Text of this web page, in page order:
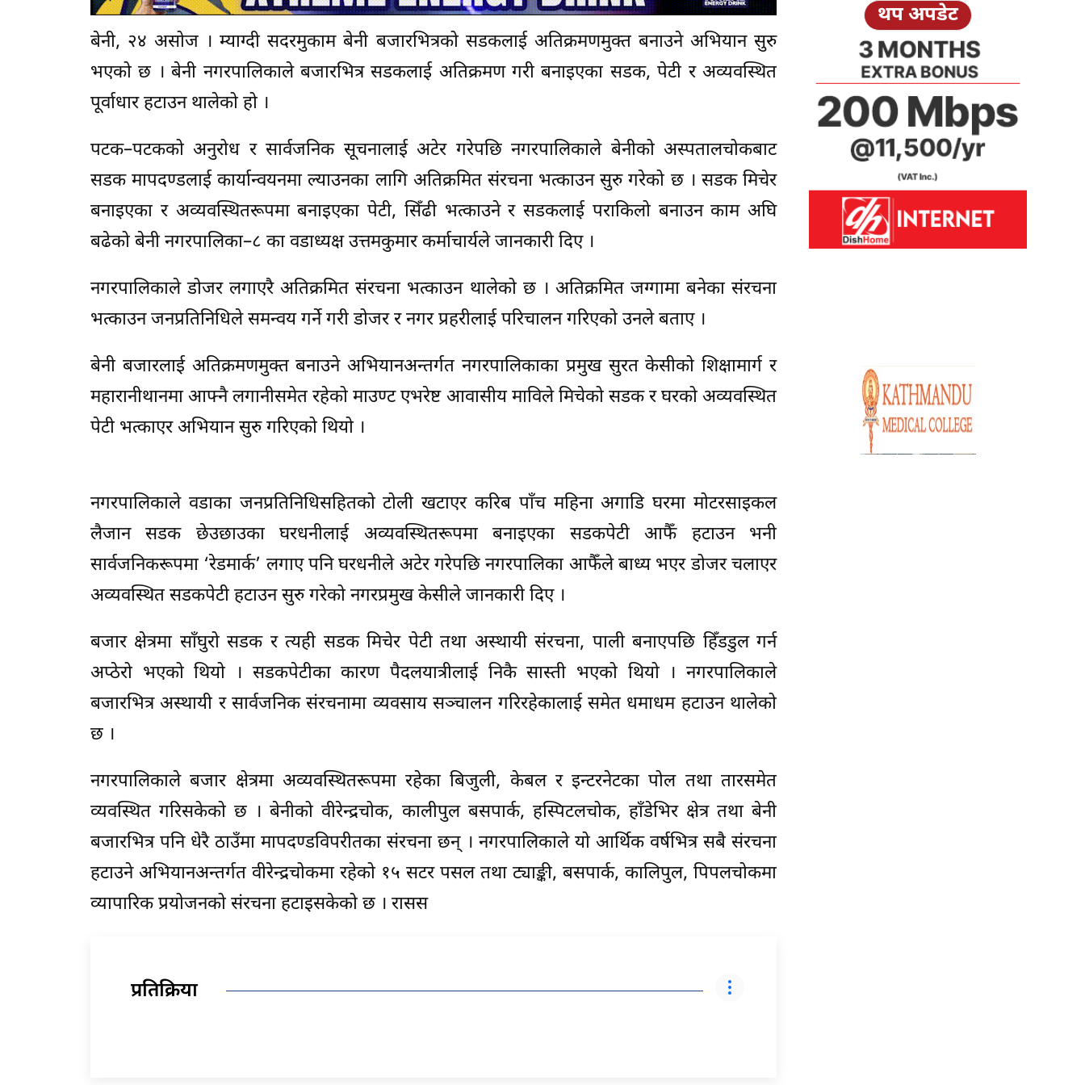
बेनी, २४ असोज । म्याग्दी सदरमुकाम बेनी बजारभित्रको सडकलाई अतिक्रमणमुक्त बनाउने अभियान सुरु
भएको छ । बेनी नगरपालिकाले बजारभित्र सडकलाई अतिक्रमण गरी बनाइएका सडक, पेटी र अव्यवस्थित
पूर्वाधार हटाउन थालेको हो ।
पटक–पटकको अनुरोध र सार्वजनिक सूचनालाई अटेर गरेपछि नगरपालिकाले बेनीको अस्पतालचोकबाट
सडक मापदण्डलाई कार्यान्वयनमा ल्याउनका लागि अतिक्रमित संरचना भत्काउन सुरु गरेको छ । सडक मिचेर
बनाइएका र अव्यवस्थितरूपमा बनाइएका पेटी, सिँढी भत्काउने र सडकलाई पराकिलो बनाउन काम अघि
बढेको बेनी नगरपालिका–८ का वडाध्यक्ष उत्तमकुमार कर्माचार्यले जानकारी दिए ।
नगरपालिकाले डोजर लगाएरै अतिक्रमित संरचना भत्काउन थालेको छ । अतिक्रमित जग्गामा बनेका संरचना
भत्काउन जनप्रतिनिधिले समन्वय गर्ने गरी डोजर र नगर प्रहरीलाई परिचालन गरिएको उनले बताए ।
बेनी बजारलाई अतिक्रमणमुक्त बनाउने अभियानअन्तर्गत नगरपालिकाका प्रमुख सुरत केसीको शिक्षामार्ग र
महारानीथानमा आफ्नै लगानीसमेत रहेको माउण्ट एभरेष्ट आवासीय माविले मिचेको सडक र घरको अव्यवस्थित
पेटी भत्काएर अभियान सुरु गरिएको थियो ।
नगरपालिकाले वडाका जनप्रतिनिधिसहितको टोली खटाएर करिब पाँच महिना अगाडि घरमा मोटरसाइकल
लैजान सडक छेउछाउका घरधनीलाई अव्यवस्थितरूपमा बनाइएका सडकपेटी आफैँ हटाउन भनी
सार्वजनिकरूपमा ‘रेडमार्क’ लगाए पनि घरधनीले अटेर गरेपछि नगरपालिका आफैँले बाध्य भएर डोजर चलाएर
अव्यवस्थित सडकपेटी हटाउन सुरु गरेको नगरप्रमुख केसीले जानकारी दिए ।
बजार क्षेत्रमा साँघुरो सडक र त्यही सडक मिचेर पेटी तथा अस्थायी संरचना, पाली बनाएपछि हिँडडुल गर्न
अप्ठेरो भएको थियो । सडकपेटीका कारण पैदलयात्रीलाई निकै सास्ती भएको थियो । नगरपालिकाले
बजारभित्र अस्थायी र सार्वजनिक संरचनामा व्यवसाय सञ्चालन गरिरहेकालाई समेत धमाधम हटाउन थालेको
छ ।
नगरपालिकाले बजार क्षेत्रमा अव्यवस्थितरूपमा रहेका बिजुली, केबल र इन्टरनेटका पोल तथा तारसमेत
व्यवस्थित गरिसकेको छ । बेनीको वीरेन्द्रचोक, कालीपुल बसपार्क, हस्पिटलचोक, हाँडेभिर क्षेत्र तथा बेनी
बजारभित्र पनि धेरै ठाउँमा मापदण्डविपरीतका संरचना छन् । नगरपालिकाले यो आर्थिक वर्षभित्र सबै संरचना
हटाउने अभियानअन्तर्गत वीरेन्द्रचोकमा रहेको १५ सटर पसल तथा ट्याङ्की, बसपार्क, कालिपुल, पिपलचोकमा
व्यापारिक प्रयोजनको संरचना हटाइसकेको छ । रासस
प्रतिक्रिया
थप अपडेट